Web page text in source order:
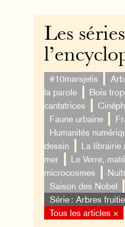
Les
#10marsjelis
la parole
Bois
cantatrices
Faune urbaine
Humanités
dessin
La librairie
mer
Le Verre,
microcosmes
Saison des Nobel
Série : Arbres
Tous les articles ×